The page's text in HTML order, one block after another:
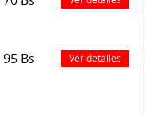
95 Bs Ver detalles